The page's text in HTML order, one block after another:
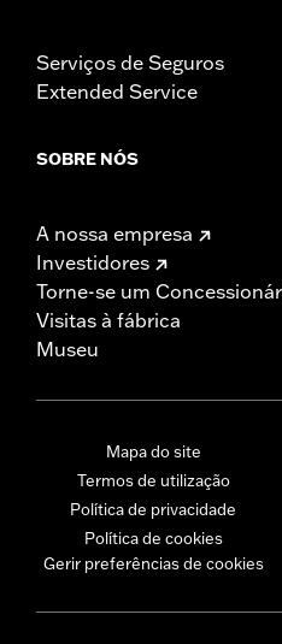
Serviços de Seguros
Extended Service
SOBRE NÓS
A nossa empresa
Investidores
Torne-se um
Visitas à fábrica
Museu
Mapa do site
Termos de utilização
Política de privacidade
Política de cookies
Gerir preferências de cookies